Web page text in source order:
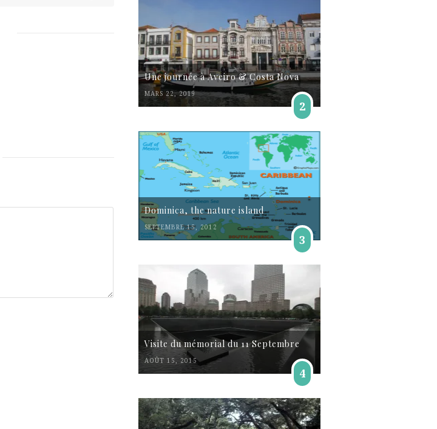
Une journée à Aveiro & Costa Nova
MARS 22, 2019
2
Dominica, the nature island
SEPTEMBRE 15, 2012
3
Visite du mémorial du 11 Septembre
AOÛT 15, 2015
4